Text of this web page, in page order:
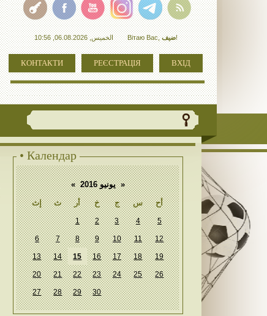
الخميس, 06.08.2026, 10:56 Вітаю Вас,ضيف!
КОНТАКТИ РЕЄСТРАЦІЯ ВХІД
• Календар
« يونيو 2016 »
إث
ث أر خ ج س أح
1 2 3 4 5
6 7 8 9 10 11 12
13 14 15 16 17 18 19
20 21 22 23 24 25 26
27 28 29 30